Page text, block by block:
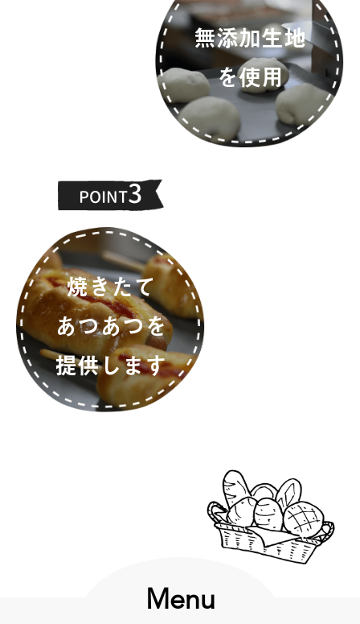
無添加生地
を使用
POINT3
焼きたて
あつあつを
提供します
Menu